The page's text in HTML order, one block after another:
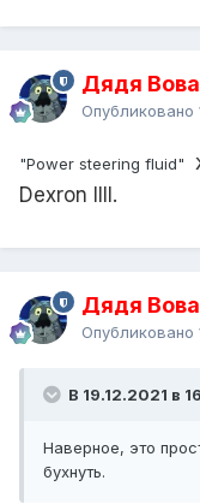
Дядя Вова
Опубликовано
"Power steering fluid"
Dexron IIII.
Дядя Вова
Опубликовано
В 19.12.2021 в
Наверное, это
бухнуть.